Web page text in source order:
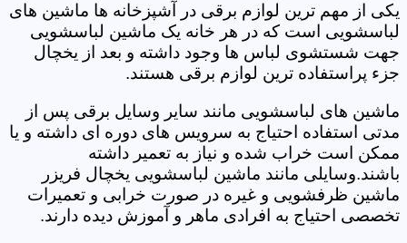
یکی از مهم ترین لوازم برقی در آشپزخانه ها ماشین های
لباسشویی است که در هر خانه یک ماشین لباسشویی
جهت شستشوی لباس ها وجود داشته و بعد از یخچال
جزء پراستفاده ترین لوازم برقی هستند.
ماشین های لباسشویی مانند سایر وسایل برقی پس از
مدتی استفاده احتیاج به سرویس های دوره ای داشته و یا
ممکن است خراب شده و نیاز به تعمیر داشته
باشند.وسایلی مانند ماشین لباسشویی یخچال فریزر
ماشین ظرفشویی و غیره در صورت خرابی و تعمیرات
تخصصی احتیاج به افرادی ماهر و آموزش دیده دارند.